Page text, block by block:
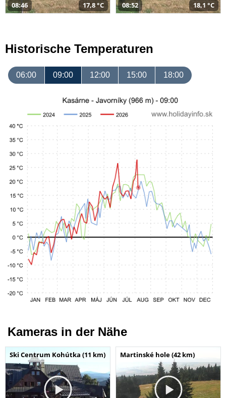
08:46 17,8 °C 08:52 18,1 °C
Historische Temperaturen
06:00 09:00 12:00 15:00 18:00
Kameras in der Nähe
Ski Centrum Kohútka (11 km) Martinské hole (42 km)